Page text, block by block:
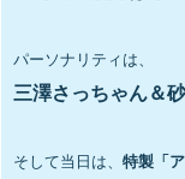
パーソナリティは、
三澤さっちゃん＆
そして当日は、 特製「